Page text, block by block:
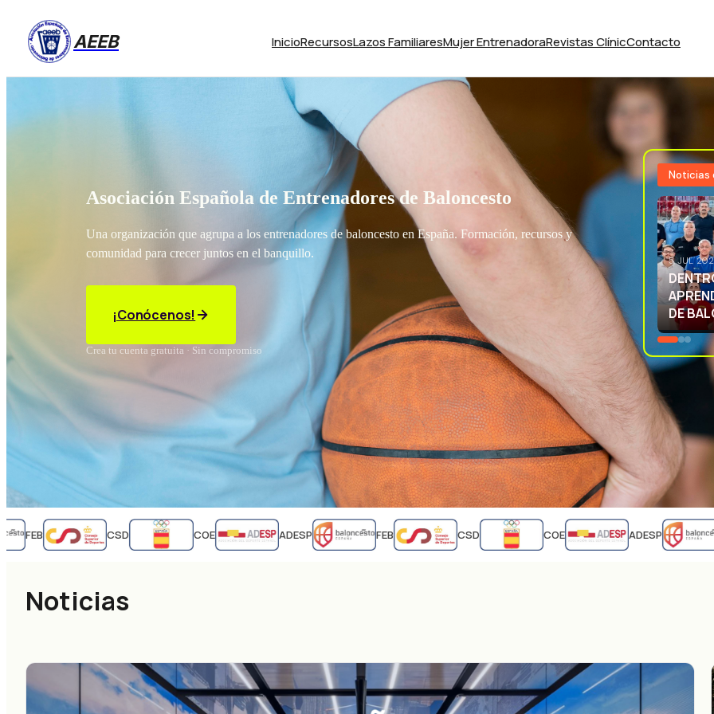
AEEB InicioRecursosLazos FamiliaresMujer EntrenadoraRevistas ClínicContacto
Asociación Española de Entrenadores de Baloncesto
Una organización que agrupa a los entrenadores de baloncesto en España. Formación, recursos y
comunidad para crecer juntos en el banquillo.
¡Conócenos!
Crea tu cuenta gratuita · Sin compromiso
Noticias
3 JUL
LA
FEB CSD COE ADESP FEB CSD COE ADESP
Noticias